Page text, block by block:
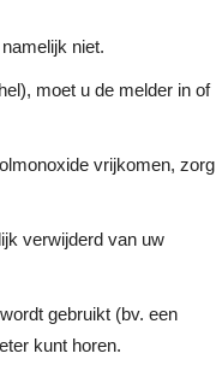
niet.
moet u de melder in of
vrijkomen, zorg
verwijderd van uw
gebruikt (bv. een
kunt horen.